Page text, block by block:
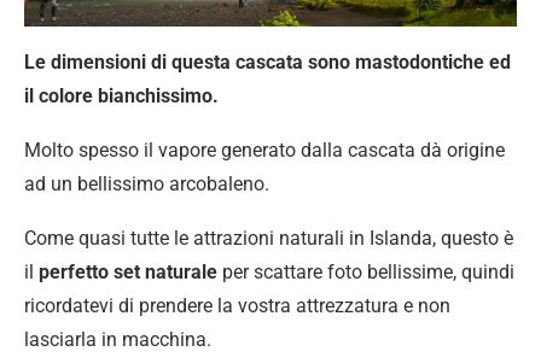
Le dimensioni di questa cascata sono mastodontiche ed
il colore bianchissimo.
Molto spesso il vapore generato dalla cascata dà origine
ad un bellissimo arcobaleno.
Come quasi tutte le attrazioni naturali in Islanda, questo è
il perfetto set naturale per scattare foto bellissime, quindi
ricordatevi di prendere la vostra attrezzatura e non
lasciarla in macchina.